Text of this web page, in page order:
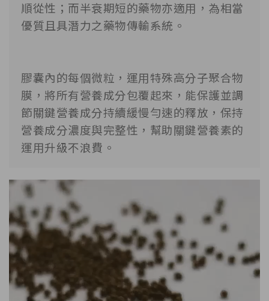
順從性；而半衰期短的藥物亦適用，為相當
優質且具潛力之藥物傳輸系統。
膠囊內的每個微粒，運用特殊高分子聚合物
膜，將所有營養成分包覆起來，能保護並調
節關鍵營養成分持續緩慢勻速的釋放，保持
營養成分濃度與完整性，幫助關鍵營養素的
運用升級不浪費。
訊
播
放
器